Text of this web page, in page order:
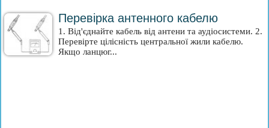
Перевірка антенного кабелю
1. Від'єднайте кабель від антени та аудіосистеми. 2.
Перевірте цілісність центральної жили кабелю.
Якщо ланцюг...